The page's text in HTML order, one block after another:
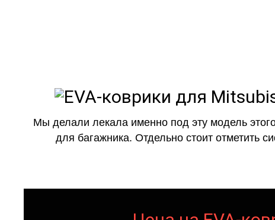
Мы делали лекала именно под эту модель
для багажника. Отдельно стоит отметить